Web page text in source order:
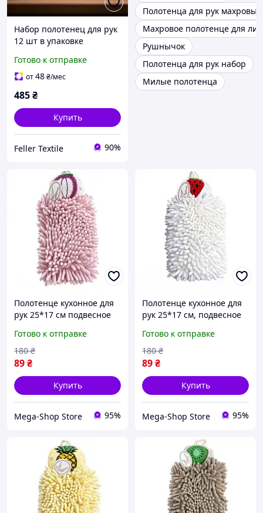
Набор полотенец для рук
12 шт в упаковке
Готово к отправке
от48₴/мес
485₴
Купить
Feller Textile 90%
Полотенца для рук махровые
Махровое полотенце для
Рушнычок
Полотенца для рук набор
Милые полотенца
Полотенце кухонное для
рук 25*17 см подвесное
173-19P
Готово к отправке
89₴
180 ₴
Купить
Mega-Shop Store 95%
Полотенце кухонное для
рук 25*17 см, подвесное
19W
Готово к отправке
89₴
180 ₴
Купить
Mega-Shop Store 95%